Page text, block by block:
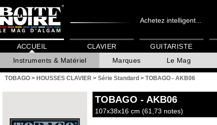
Achetez intelligent...
ACCUEIL
Instruments & Matériel
Marques Le Mag
CLAVIER GUITARISTE
TOBAGO > HOUSSES CLAVIER > Série Standard > TOBAGO - AKB06
TOBAGO - AKB06
107x38x16 cm (61,73 notes)